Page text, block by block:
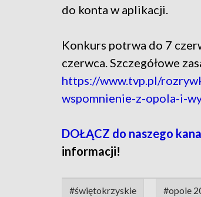
do konta w aplikacji.
Konkurs potrwa do 7
czerwca. Szczegółowe
https://www.tvp.pl/
wspomnienie-z-opola-i-
DOŁĄCZ do naszego
informacji!
#świętokrzyskie #opole